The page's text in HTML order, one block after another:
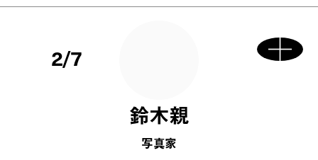
2/7
鈴木親
写真家